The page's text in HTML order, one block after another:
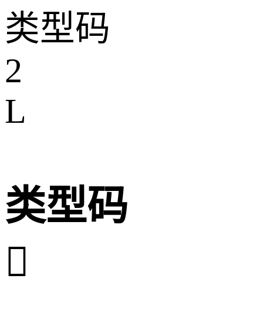
类型码
2
L
类型码
